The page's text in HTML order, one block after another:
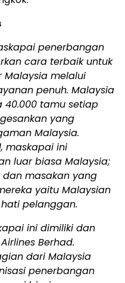
penerbangan
cara terbaik untuk
Malaysia melalui
penuh. Malaysia
40.000 tamu setiap
yang
Malaysia.
maskapai ini
luar biasa Malaysia;
masakan yang
yaitu Malaysian
pelanggan.
ini dimiliki dan
Berhad.
dari Malaysia
penerbangan